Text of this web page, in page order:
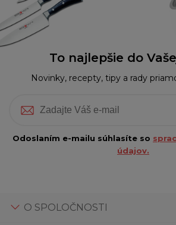
To najlepšie do
Novinky, recepty, tipy a rady
Odoslaním e-mailu súhlasíte so
údajov.
O SPOLOČNOSTI